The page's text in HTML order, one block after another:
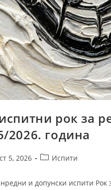
рок за
2026. година
5, 2026 Испити
и допунски испити Рок